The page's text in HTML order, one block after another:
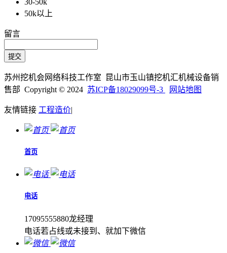
50k以上
留言
苏州挖机会网络科技工作室 昆山市玉山镇挖机汇机械设备销
售部 Copyright © 2024 苏ICP备18029099号-3 网站地图
友情链接 工程造价|
首页
电话
17095555880龙经理
电话若占线或未接到、就加下微信